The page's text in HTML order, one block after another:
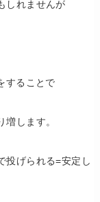
しれませんが
することで
します。
投げられる=安定し